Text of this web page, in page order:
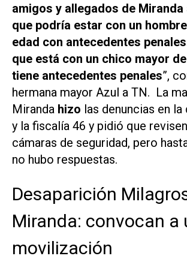
amigos y allegados de Miranda
que podría estar con un
edad con antecedentes
que está con un chico mayor
tiene antecedentes penales”,
hermana mayor Azul a TN. La
Miranda hizo las denuncias en
y la fiscalía 46 y pidió que
cámaras de seguridad, pero
no hubo respuestas.
Desaparición
Miranda: convocan a
movilización